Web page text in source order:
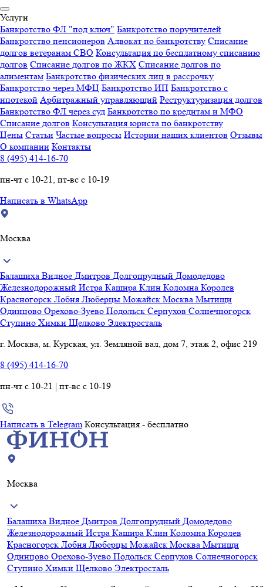
Услуги
Банкротство ФЛ "под ключ" Банкротство поручителей
Банкротство пенсионеров Адвокат по банкротству Списание
долгов ветеранам СВО Консультация по бесплатному списанию
долгов Списание долгов по ЖКХ Списание долгов по
алиментам Банкротство физических лиц в рассрочку
Банкротство через МФЦ Банкротство ИП Банкротство с
ипотекой Арбитражный управляющий Реструктуризация долгов
Банкротство ФЛ через суд Банкротство по кредитам и МФО
Списание долгов Консультация юриста по банкротству
Цены Статьи Частые вопросы Истории наших клиентов Отзывы
О компании Контакты
8 (495) 414-16-70
пн-чт с 10-21, пт-вс с 10-19
Написать в WhatsApp
Москва
Балашиха Видное Дмитров Долгопрудный Домодедово
Железнодорожный Истра Кашира Клин Коломна Королев
Красногорск Лобня Люберцы Можайск Москва Мытищи
Одинцово Орехово-Зуево Подольск Серпухов Солнечногорск
Ступино Химки Щелково Электросталь
г. Москва, м. Курская, ул. Земляной вал, дом 7, этаж 2, офис 219
8 (495) 414-16-70
пн-чт с 10-21 | пт-вс с 10-19
Написать в Telegram Консультация - бесплатно
Москва
Балашиха Видное Дмитров Долгопрудный Домодедово
Железнодорожный Истра Кашира Клин Коломна Королев
Красногорск Лобня Люберцы Можайск Москва Мытищи
Одинцово Орехово-Зуево Подольск Серпухов Солнечногорск
Ступино Химки Щелково Электросталь